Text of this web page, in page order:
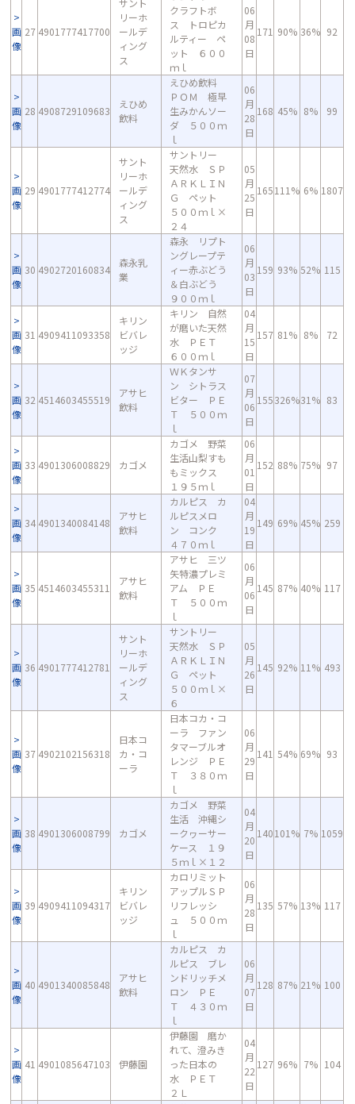
画
像
27 4901777417700
サント
リーホ
ールデ
ィング
ス
クラフトボ
ス トロピカ
ルティー ペ
ット ６００
ｍｌ
06
月
08
日
171 90% 36% 92
画
像
28 4908729109683
えひめ
飲料
えひめ飲料
ＰＯＭ 極早
生みかんソー
ダ ５００ｍ
ｌ
06
月
28
日
168 45% 8% 99
画
像
29 4901777412774
サント
リーホ
ールデ
ィング
ス
サントリー
天然水 ＳＰ
ＡＲＫＬＩＮ
Ｇ ペット
５００ｍｌ×
２４
05
月
25
日
165111% 6% 1807
画
像
30 4902720160834
森永乳
業
森永 リプト
ングレープテ
ィー赤ぶどう
＆白ぶどう
９００ｍｌ
06
月
03
日
159 93% 52% 115
画
像
31 4909411093358
キリン
ビバレ
ッジ
キリン 自然
が磨いた天然
水 ＰＥＴ
６００ｍｌ
04
月
15
日
157 81% 8% 72
画
像
32 4514603455519
アサヒ
飲料
ＷＫタンサ
ン シトラス
ビター ＰＥ
Ｔ ５００ｍ
ｌ
07
月
06
日
155326%31% 83
画
像
33 4901306008829 カゴメ
カゴメ 野菜
生活山梨すも
もミックス
１９５ｍｌ
06
月
01
日
152 88% 75% 97
画
像
34 4901340084148
アサヒ
飲料
カルピス カ
ルピスメロ
ン コンク
４７０ｍｌ
04
月
19
日
149 69% 45% 259
画
像
35 4514603455311
アサヒ
飲料
アサヒ 三ツ
矢特濃プレミ
アム ＰＥ
Ｔ ５００ｍ
ｌ
06
月
06
日
145 87% 40% 117
画
像
36 4901777412781
サント
リーホ
ールデ
ィング
ス
サントリー
天然水 ＳＰ
ＡＲＫＬＩＮ
Ｇ ペット
５００ｍｌ×
６
05
月
26
日
145 92% 11% 493
画
像
37 4902102156318
日本コ
カ・コ
ーラ
日本コカ・コ
ーラ ファン
タマーブルオ
レンジ ＰＥ
Ｔ ３８０ｍ
ｌ
06
月
29
日
141 54% 69% 93
画
像
38 4901306008799 カゴメ
カゴメ 野菜
生活 沖縄シ
ークヮーサー
ケース １９
５ｍｌ×１２
04
月
20
日
140101% 7% 1059
画
像
39 4909411094317
キリン
ビバレ
ッジ
カロリミット
アップルＳＰ
リフレッシ
ュ ５００ｍ
ｌ
06
月
28
日
135 57% 13% 117
画
像
40 4901340085848
アサヒ
飲料
カルピス カ
ルピス ブレ
ンドリッチメ
ロン ＰＥ
Ｔ ４３０ｍ
ｌ
06
月
07
日
128 87% 21% 100
画
像
41 4901085647103 伊藤園
伊藤園 磨か
れて、澄みき
った日本の
水 ＰＥＴ
２Ｌ
04
月
22
日
127 96% 7% 104